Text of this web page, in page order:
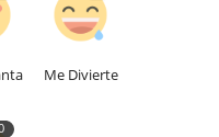
Me Divierte